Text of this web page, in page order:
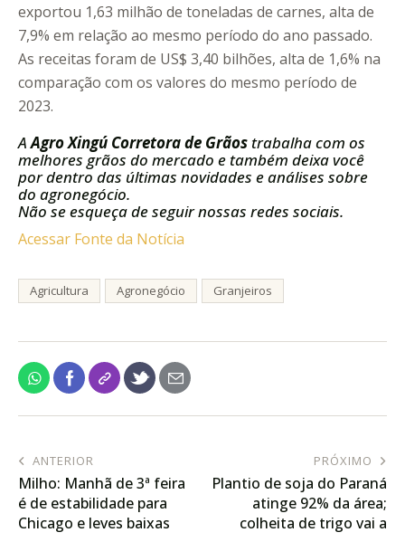
exportou 1,63 milhão de toneladas de carnes, alta de
7,9% em relação ao mesmo período do ano passado.
As receitas foram de US$ 3,40 bilhões, alta de 1,6% na
comparação com os valores do mesmo período de
2023.
AAgro Xingú Corretora de Grãos trabalha com os
melhores grãos do mercado e também deixa você
por dentro das últimas novidades e análises sobre
do agronegócio.
Não se esqueça de seguir nossas redes sociais.
Acessar Fonte da Notícia
Agricultura Agronegócio Granjeiros
ANTERIOR
Milho: Manhã de 3ª feira
é de estabilidade para
Chicago e leves baixas
PRÓXIMO
Plantio de soja do Paraná
atinge 92% da área;
colheita de trigo vai a